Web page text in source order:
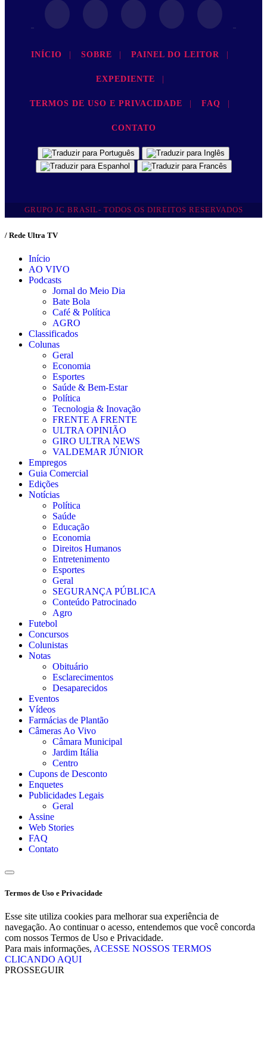
INÍCIO SOBRE PAINEL DO LEITOR
EXPEDIENTE
TERMOS DE USO E PRIVACIDADE FAQ
CONTATO
GRUPO JC BRASIL- TODOS OS DIREITOS RESERVADOS
/ Rede Ultra TV
Início
AO VIVO
Podcasts
Jornal do Meio Dia
Bate Bola
Café & Política
AGRO
Classificados
Colunas
Geral
Economia
Esportes
Saúde & Bem-Estar
Política
Tecnologia & Inovação
FRENTE A FRENTE
ULTRA OPINIÃO
GIRO ULTRA NEWS
VALDEMAR JÚNIOR
Empregos
Guia Comercial
Edições
Notícias
Política
Saúde
Educação
Economia
Direitos Humanos
Entretenimento
Esportes
Geral
SEGURANÇA PÚBLICA
Conteúdo Patrocinado
Agro
Futebol
Concursos
Colunistas
Notas
Obituário
Esclarecimentos
Desaparecidos
Eventos
Vídeos
Farmácias de Plantão
Câmeras Ao Vivo
Câmara Municipal
Jardim Itália
Centro
Cupons de Desconto
Enquetes
Publicidades Legais
Geral
Assine
Web Stories
FAQ
Contato
Termos de Uso e Privacidade
Esse site utiliza cookies para melhorar sua experiência de
navegação. Ao continuar o acesso, entendemos que você concorda
com nossos Termos de Uso e Privacidade.
Para mais informações, ACESSE NOSSOS TERMOS
CLICANDO AQUI
PROSSEGUIR